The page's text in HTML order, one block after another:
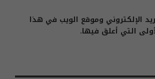
الإلكتروني وموقع الويب في هذا
التي أعلق فيها.